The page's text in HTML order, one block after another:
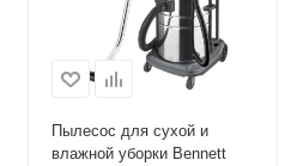
Пылесос для сухой и
влажной уборки Bennett